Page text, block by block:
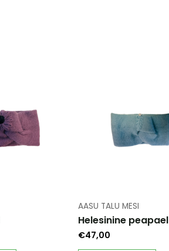
AASU TALU MESI
Helesinine peapael
€47,00